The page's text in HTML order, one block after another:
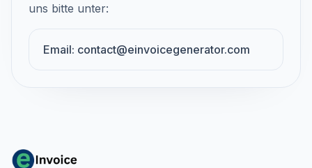
uns bitte unter:
Email: contact@einvoicegenerator.com